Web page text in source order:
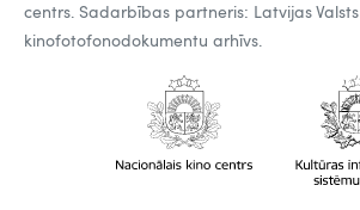
centrs. Sadarbības partneris: Latvijas Valsts
kinofotofonodokumentu arhīvs.